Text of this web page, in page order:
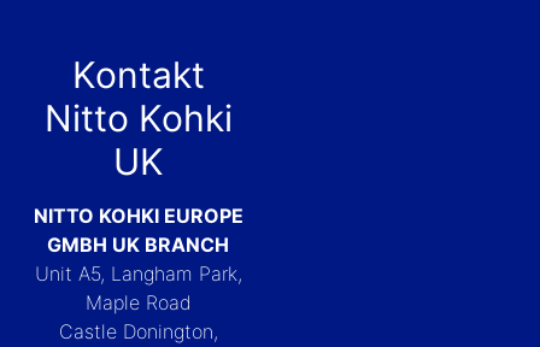
Kontakt
Nitto Kohki
UK
NITTO KOHKI EUROPE
GMBH UK BRANCH
Unit A5, Langham Park,
Maple Road
Castle Donington,